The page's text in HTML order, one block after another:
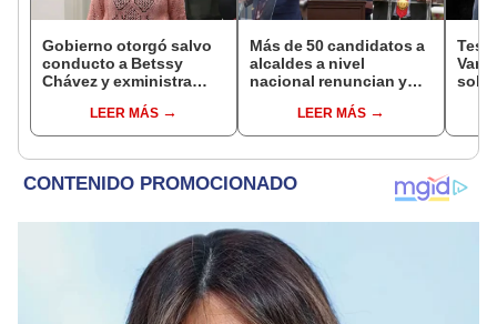
Gobierno otorgó salvo
conducto a Betssy
Chávez y exministra
madrugadaLEER MÁS
Más de 50 candidatos a
alcaldes a nivel
nacional renuncian y
encubiertaLEER MÁS